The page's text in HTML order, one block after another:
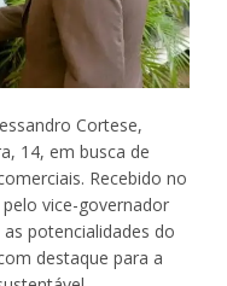
Cortese,
14, em busca de
Recebido no
vice-governador
potencialidades do
destaque para a